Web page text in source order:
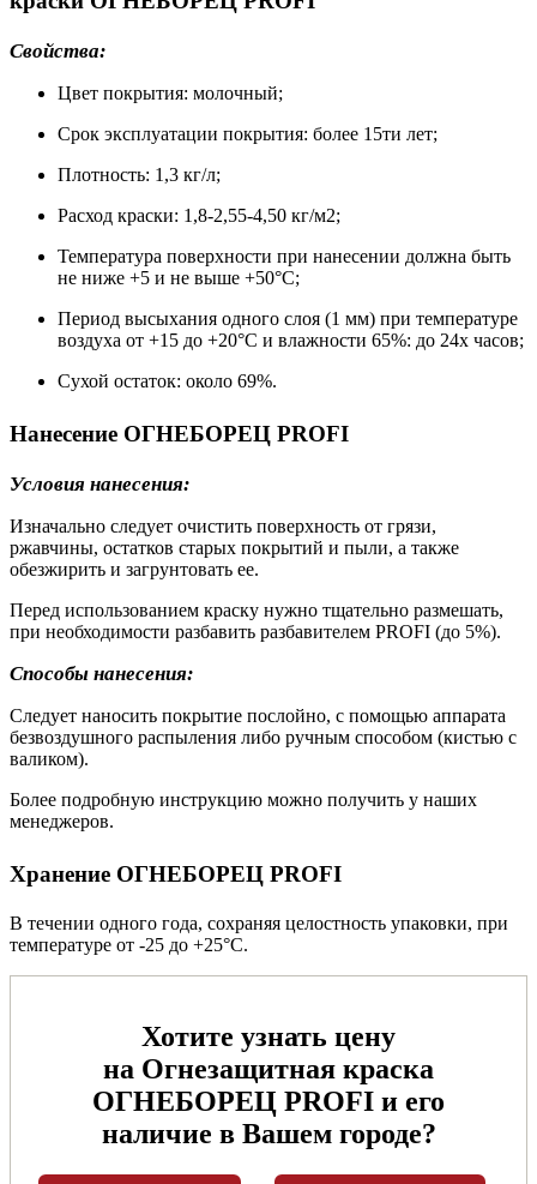
Свойства:
Цвет покрытия: молочный;
Срок эксплуатации покрытия: более 15ти лет;
Плотность: 1,3 кг/л;
Расход краски: 1,8-2,55-4,50 кг/м2;
Температура поверхности при нанесении должна быть
не ниже +5 и не выше +50°С;
Период высыхания одного слоя (1 мм) при температуре
воздуха от +15 до +20°C и влажности 65%: до 24х часов;
Сухой остаток: около 69%.
Нанесение ОГНЕБОРЕЦ PROFI
Условия нанесения:
Изначально следует очистить поверхность от грязи,
ржавчины, остатков старых покрытий и пыли, а также
обезжирить и загрунтовать ее.
Перед использованием краску нужно тщательно размешать,
при необходимости разбавить разбавителем PROFI (до 5%).
Способы нанесения:
Следует наносить покрытие послойно, с помощью аппарата
безвоздушного распыления либо ручным способом (кистью с
валиком).
Более подробную инструкцию можно получить у наших
менеджеров.
Хранение ОГНЕБОРЕЦ PROFI
В течении одного года, сохраняя целостность упаковки, при
температуре от -25 до +25°С.
Хотите узнать цену
на Огнезащитная краска
ОГНЕБОРЕЦ PROFI и его
наличие в Вашем городе?